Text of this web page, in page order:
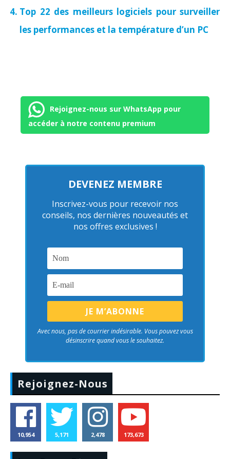
Top 22 des meilleurs logiciels pour surveiller
les performances et la température d’un PC
Rejoignez-nous sur WhatsApp pour
accéder à notre contenu premium
DEVENEZ MEMBRE
Inscrivez-vous pour recevoir nos
conseils, nos dernières nouveautés et
nos offres exclusives !
Avec nous, pas de courrier indésirable. Vous pouvez vous
désinscrire quand vous le souhaitez.
Rejoignez-Nous
10,954 5,171 2,478 173,673